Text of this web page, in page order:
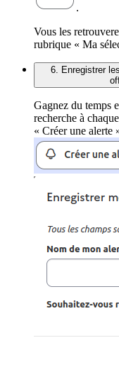
.
Vous les
rubrique « Ma
6. Enregistrer
Gagnez du temps
recherche à
« Créer une alerte